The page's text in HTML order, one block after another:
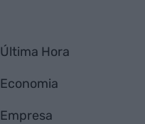
Última Hora
Economia
Empresa